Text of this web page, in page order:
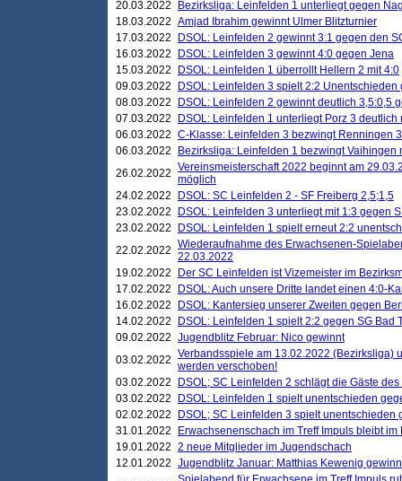
20.03.2022
Bezirksliga: Leinfelden 1 unterliegt gegen
18.03.2022 Amjad Ibrahim gewinnt Ulmer Blitzturnier
17.03.2022
DSOL: Leinfelden 2 gewinnt 3:1 gegen den
16.03.2022
DSOL: Leinfelden 3 gewinnt 4:0 gegen Jena
15.03.2022
DSOL: Leinfelden 1 überrollt Hellern 2 mit 4:0
09.03.2022
DSOL: Leinfelden 3 spielt 2:2 Unentschieden
08.03.2022
DSOL: Leinfelden 2 gewinnt deutlich 3,5:0,5
07.03.2022
DSOL: Leinfelden 1 unterliegt Porz 3 deutlich
06.03.2022 C-Klasse: Leinfelden 3 bezwingt Renningen
06.03.2022
Bezirksliga: Leinfelden 1 bezwingt Vaihingen
26.02.2022 Vereinsmeisterschaft 2022 beginnt am
möglich
24.02.2022
DSOL: SC Leinfelden 2 - SF Freiberg 2,5;1,5
23.02.2022
DSOL: Leinfelden 3 unterliegt mit 1:3 gegen
23.02.2022
DSOL: Leinfelden 1 spielt erneut 2:2
22.02.2022 Wiederaufnahme des Erwachsenen-
22.03.2022
19.02.2022
Der SC Leinfelden ist Vizemeister im
17.02.2022
DSOL: Auch unsere Dritte landet einen 4:0-
16.02.2022
DSOL: Kantersieg unserer Zweiten gegen
14.02.2022
DSOL: Leinfelden 1 spielt 2:2 gegen SG Bad
09.02.2022 Jugendblitz Februar: Nico gewinnt
03.02.2022 Verbandsspiele am 13.02.2022 (Bezirksliga)
werden verschoben!
03.02.2022
DSOL; SC Leinfelden 2 schlägt die Gäste
03.02.2022
DSOL: Leinfelden 1 spielt unentschieden
02.02.2022
DSOL; SC Leinfelden 3 spielt unentschieden
31.01.2022
Erwachsenenschach im Treff Impuls bleibt
19.01.2022 2 neue Mitglieder im Jugendschach
12.01.2022 Jugendblitz Januar: Matthias Kewenig